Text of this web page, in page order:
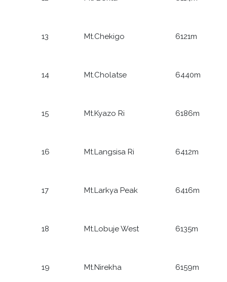
13 Mt.Chekigo 6121m
14 Mt.Cholatse 6440m
15 Mt.Kyazo Ri 6186m
16 Mt.Langsisa Ri 6412m
17 Mt.Larkya Peak 6416m
18 Mt.Lobuje West 6135m
19 Mt.Nirekha 6159m